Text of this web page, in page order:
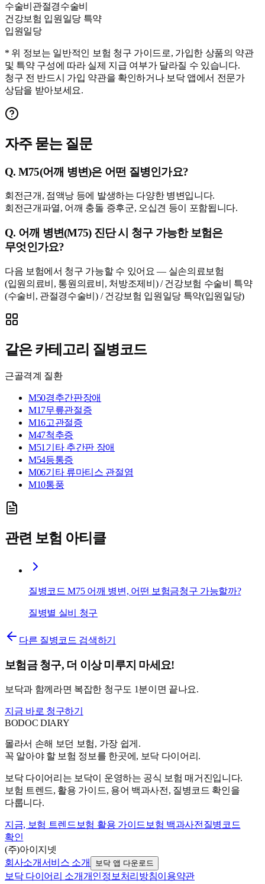
수술비 관절경수술비
건강보험 입원일당 특약
입원일당
* 위 정보는 일반적인 보험 청구 가이드로, 가입한 상품의 약관
및 특약 구성에 따라 실제 지급 여부가 달라질 수 있습니다.
청구 전 반드시 가입 약관을 확인하거나 보닥 앱에서 전문가
상담을 받아보세요.
자주 묻는 질문
Q. M75(어깨 병변)은 어떤 질병인가요?
회전근개, 점액낭 등에 발생하는 다양한 병변입니다.
회전근개파열, 어깨 충돌 증후군, 오십견 등이 포함됩니다.
Q. 어깨 병변(M75) 진단 시 청구 가능한 보험은
무엇인가요?
다음 보험에서 청구 가능할 수 있어요 — 실손의료보험
(입원의료비, 통원의료비, 처방조제비) / 건강보험 수술비 특약
(수술비, 관절경수술비) / 건강보험 입원일당 특약(입원일당)
같은 카테고리 질병코드
근골격계 질환
M50경추간판장애
M17무릎관절증
M16고관절증
M47척추증
M51기타 추간판 장애
M54등통증
M06기타 류마티스 관절염
M10통풍
관련 보험 아티클
질병코드 M75 어깨 병변, 어떤 보험금청구 가능할까?
질병별 실비 청구
다른 질병코드 검색하기
보험금 청구, 더 이상 미루지 마세요!
보닥과 함께라면 복잡한 청구도 1분이면 끝나요.
지금 바로 청구하기
BODOCDIARY
몰라서 손해 보던 보험, 가장 쉽게.
꼭 알아야 할 보험 정보를 한곳에, 보닥 다이어리.
보닥 다이어리는 보닥이 운영하는 공식 보험 매거진입니다.
보험 트렌드, 활용 가이드, 용어 백과사전, 질병코드 확인을
다룹니다.
지금, 보험 트렌드 보험 활용 가이드 보험 백과사전 질병코드
확인
(주)아이지넷
회사소개서비스 소개 보닥 앱 다운로드
보닥 다이어리 소개개인정보처리방침이용약관